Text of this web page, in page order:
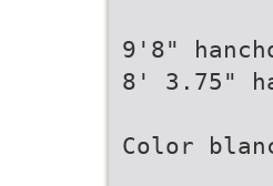
9'8"
8' 3.75"
Color